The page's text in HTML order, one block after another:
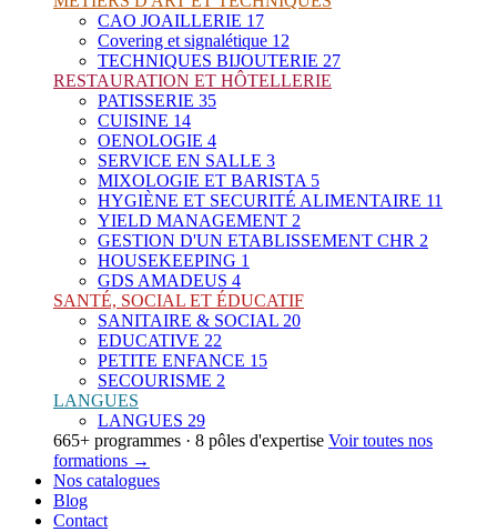
CAO JOAILLERIE 17
Covering et signalétique 12
TECHNIQUES BIJOUTERIE 27
RESTAURATION ET HÔTELLERIE
PATISSERIE 35
CUISINE 14
OENOLOGIE 4
SERVICE EN SALLE 3
MIXOLOGIE ET BARISTA 5
HYGIÈNE ET SECURITÉ ALIMENTAIRE 11
YIELD MANAGEMENT 2
GESTION D'UN ETABLISSEMENT CHR 2
HOUSEKEEPING 1
GDS AMADEUS 4
SANTÉ, SOCIAL ET ÉDUCATIF
SANITAIRE & SOCIAL 20
EDUCATIVE 22
PETITE ENFANCE 15
SECOURISME 2
LANGUES
LANGUES 29
665+ programmes · 8 pôles d'expertise Voir toutes nos
formations →
Nos catalogues
Blog
Contact